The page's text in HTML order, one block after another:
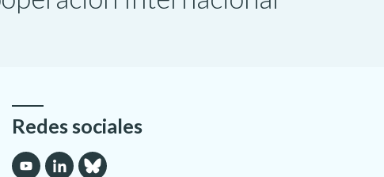
Redes sociales